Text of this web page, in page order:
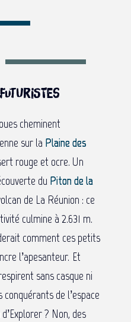
futuristes
cheminent
sur la Plaine des
rouge et ocre. Un
du Piton de la
de La Réunion : ce
culmine à 2.631 m.
comment ces petits
l’apesanteur. Et
sans casque ni
de l’espace
? Non, des